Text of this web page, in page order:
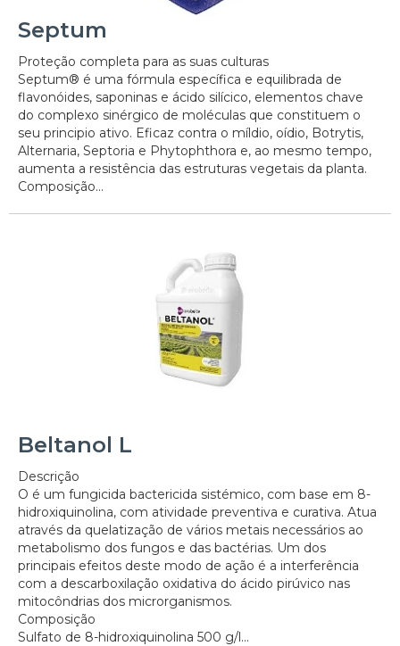
Septum
Proteção completa para as suas culturas
Septum® é uma fórmula específica e equilibrada de
flavonóides, saponinas e ácido silícico, elementos chave
do complexo sinérgico de moléculas que constituem o
seu principio ativo. Eficaz contra o míldio, oídio, Botrytis,
Alternaria, Septoria e Phytophthora e, ao mesmo tempo,
aumenta a resistência das estruturas vegetais da planta.
Composição...
Beltanol L
Descrição
O é um fungicida bactericida sistémico, com base em 8-
hidroxiquinolina, com atividade preventiva e curativa. Atua
através da quelatização de vários metais necessários ao
metabolismo dos fungos e das bactérias. Um dos
principais efeitos deste modo de ação é a interferência
com a descarboxilação oxidativa do ácido pirúvico nas
mitocôndrias dos microrganismos.
Composição
Sulfato de 8-hidroxiquinolina 500 g/l...